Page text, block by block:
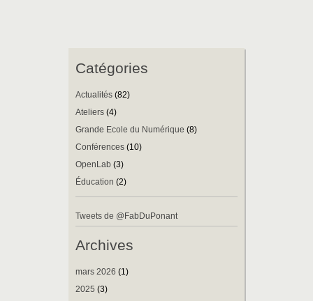
Catégories
Actualités (82)
Ateliers (4)
Grande Ecole du Numérique (8)
Conférences (10)
OpenLab (3)
Éducation (2)
Tweets de @FabDuPonant
Archives
mars 2026 (1)
2025 (3)